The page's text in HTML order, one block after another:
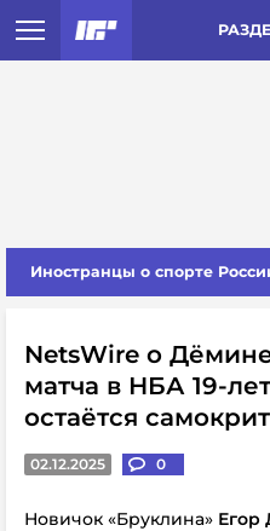
Иностранцы о спорте
NetsWire о
матча в НБА 19-
остаётся
02.12.2025 0
Новичок «Бруклина» Егор